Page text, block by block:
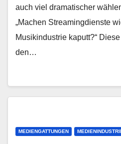
auch viel dramatischer
„Machen Streamingdienste
Musikindustrie kaputt?“
den…
MEDIENGATTUNGEN